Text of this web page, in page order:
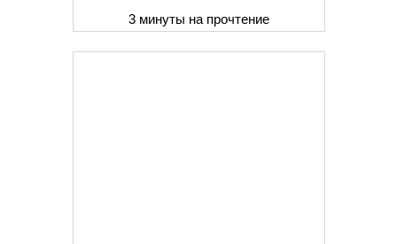
3 минуты на прочтение